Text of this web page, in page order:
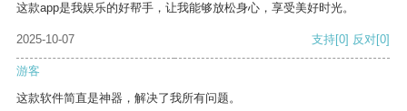
这款app是我娱乐的好帮手，让我能够放松身心，享受美好时光。
2025-10-07 支持[0] 反对[0]
游客
这款软件简直是神器，解决了我所有问题。